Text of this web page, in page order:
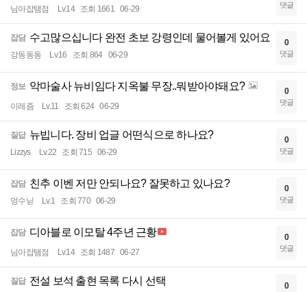
님아잡탬점 Lv.14 조회 1661 06-29 댓글
잡담 수고많으십니다 완전 초보 강령인데 물어볼게 있어요
강동동동 Lv.16 조회 864 06-29
0
댓글
정보 악마술사 뉴비임다 지옥불 무장..뭐받아야돼요?
이레즘 Lv.11 조회 624 06-29
0
댓글
질답 뉴빕니다. 장비 업글 어떤식으로 하나요?
Lizzys Lv.22 조회 715 06-29
0
댓글
잡담 친추 이벤 저만 안되나요? 잘못하고 있나요?
멍수닏 Lv.1 조회 770 06-29
0
댓글
잡담 디아블로 이모탈 4주년 근황
님아잡탬점 Lv.14 조회 1487 06-27
0
댓글
질답 전설 보석 출현 목록 다시 선택 0